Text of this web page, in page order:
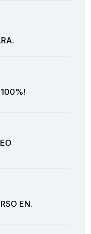
100%!
EN.